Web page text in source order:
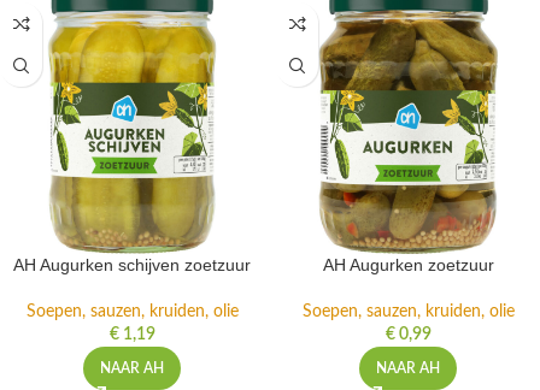
AH Augurken schijven zoetzuur
Soepen, sauzen, kruiden, olie
€1,19
NAAR AH
AH Augurken zoetzuur
Soepen, sauzen, kruiden, olie
€0,99
NAAR AH